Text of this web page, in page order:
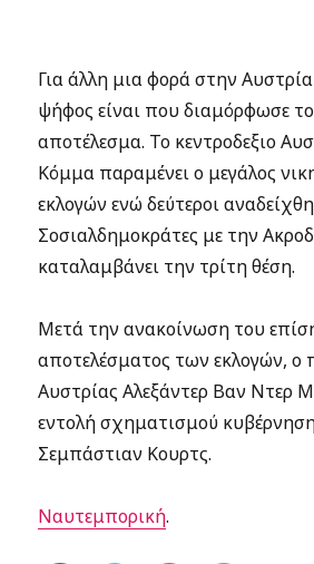
Για άλλη μια φορά στην
ψήφος είναι που διαμόρφωσε το
αποτέλεσμα. Το κεντροδεξιο
Κόμμα παραμένει ο μεγάλος
εκλογών ενώ δεύτεροι
Σοσιαλδημοκράτες με την
καταλαμβάνει την τρίτη θέση.
Μετά την ανακοίνωση του
αποτελέσματος των εκλογών, ο
Αυστρίας Αλεξάντερ Βαν Ντερ
εντολή σχηματισμού
Σεμπάστιαν Κουρτς.
Ναυτεμπορική.